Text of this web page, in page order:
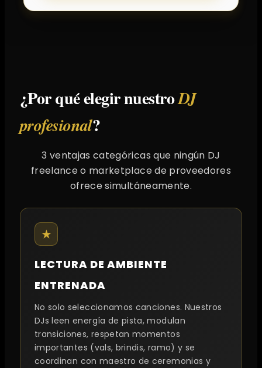
¿Por qué elegir nuestroDJ
profesional?
3 ventajas categóricas que ningún DJ
freelance o marketplace de proveedores
ofrece simultáneamente.
★
LECTURA DE AMBIENTE
ENTRENADA
No solo seleccionamos canciones. Nuestros
DJs leen energía de pista, modulan
transiciones, respetan momentos
importantes (vals, brindis, ramo) y se
coordinan con maestro de ceremonias y